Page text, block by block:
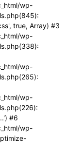
wp-
true, Array) #3
wp-
wp-
wp-
#6
wp-